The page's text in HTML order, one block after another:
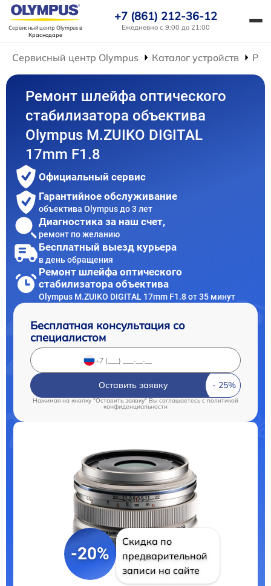
Сервисный центр Olympusв
Краснодаре
+7 (861) 212-36-12
Ежедневно с 9:00 до 21:00
Сервисный центр Olympus Каталог устройств
Ремонт шлейфа оптического
стабилизатора объектива
Olympus M.ZUIKO DIGITAL
17mm F1.8
Официальный сервис
Гарантийное обслуживание
объектива Olympus до 3 лет
Диагностика за наш счет,
ремонт по желанию
Бесплатный выезд курьера
в день обращения
Ремонт шлейфа оптического
стабилизатора объектива
Olympus M.ZUIKO DIGITAL 17mm F1.8 от 35 минут
Бесплатная консультация со
специалистом
Оставить заявку
Нажимая на кнопку "Оставить заявку" Вы соглашаетесь c политикой
конфиденциальности
-20%
Скидка по
предварительной
записи на сайте